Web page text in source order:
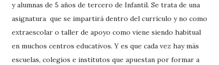
y alumnas de 5 años de tercero de Infantil. Se trata de una
asignatura que se impartirá dentro del currículo y no como
extraescolar o taller de apoyo como viene siendo habitual
en muchos centros educativos. Y es que cada vez hay más
escuelas, colegios e institutos que apuestan por formar a